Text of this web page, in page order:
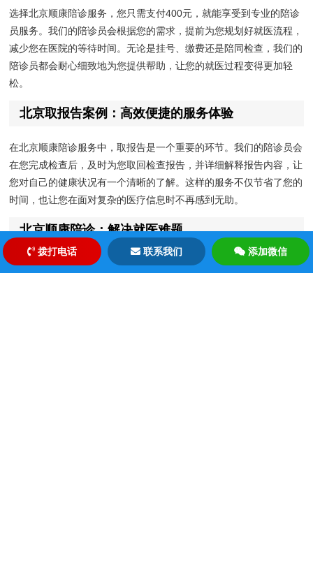
选择北京顺康陪诊服务，您只需支付400元，就能享受到专业的陪诊
员服务。我们的陪诊员会根据您的需求，提前为您规划好就医流程，
减少您在医院的等待时间。无论是挂号、缴费还是陪同检查，我们的
陪诊员都会耐心细致地为您提供帮助，让您的就医过程变得更加轻
松。
北京取报告案例：高效便捷的服务体验
在北京顺康陪诊服务中，取报告是一个重要的环节。我们的陪诊员会
在您完成检查后，及时为您取回检查报告，并详细解释报告内容，让
您对自己的健康状况有一个清晰的了解。这样的服务不仅节省了您的
时间，也让您在面对复杂的医疗信息时不再感到无助。
北京顺康陪诊：解决就医难题
就医难，一直是困扰许多患者的问题。北京顺康陪诊服务的出现，正
拨打电话 联系我们 添加微信